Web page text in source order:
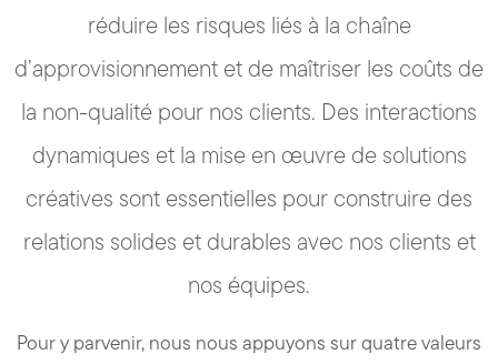
réduire les risques liés à la chaîne
d’approvisionnement et de maîtriser les coûts de
la non-qualité pour nos clients. Des interactions
dynamiques et la mise en œuvre de solutions
créatives sont essentielles pour construire des
relations solides et durables avec nos clients et
nos équipes.
Pour y parvenir, nous nous appuyons sur quatre valeurs